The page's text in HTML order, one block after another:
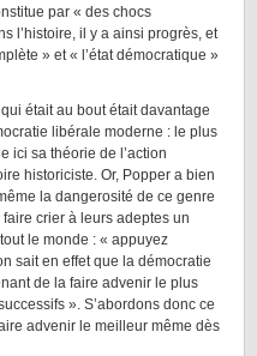
par « des chocs
l’histoire, il y a ainsi progrès, et
» et « l’état démocratique »
était au bout était davantage
libérale moderne : le plus
ici sa théorie de l’action
historiciste. Or, Popper a bien
la dangerosité de ce genre
crier à leurs adeptes un
le monde : « appuyez
sait en effet que la démocratie
de la faire advenir le plus
». S’abordons donc ce
advenir le meilleur même dès